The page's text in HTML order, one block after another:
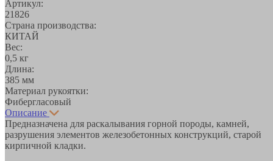
Артикул:
21826
Страна производства:
КИТАЙ
Вес:
0,5 кг
Длина:
385 мм
Материал рукоятки:
Фибергласовый
Описание
Предназначена для раскалывания горной породы, камней,
разрушения элементов железобетонных конструкций, старой
кирпичной кладки.